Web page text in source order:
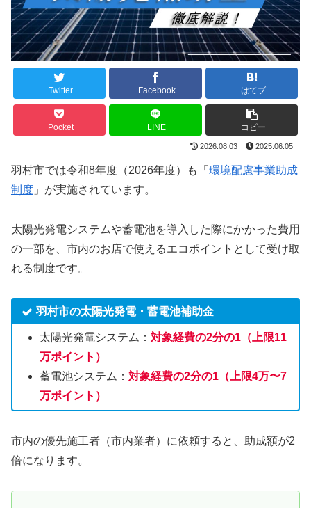
Twitter Facebook はてブ
Pocket LINE コピー
2026.08.03 2025.06.05
羽村市では令和8年度（2026年度）も「 環境配慮事業助成
制度 」が実施されています。
太陽光発電システムや蓄電池を導入した際にかかった費用
の一部を、市内のお店で使えるエコポイントとして受け取
れる制度です。
羽村市の太陽光発電・蓄電池補助金
太陽光発電システム： 対象経費の2分の1（上限11
万ポイント）
蓄電池システム： 対象経費の2分の1（上限4万〜7
万ポイント）
市内の優先施工者（市内業者）に依頼すると、助成額が2
倍になります。